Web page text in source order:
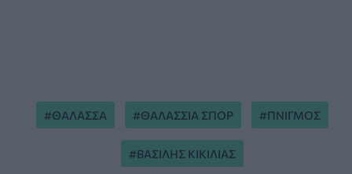
ΘΑΛΑΣΣΑ ΘΑΛΑΣΣΙΑ ΣΠΟΡ ΠΝΙΓΜΟΣ
ΒΑΣΙΛΗΣ ΚΙΚΙΛΙΑΣ